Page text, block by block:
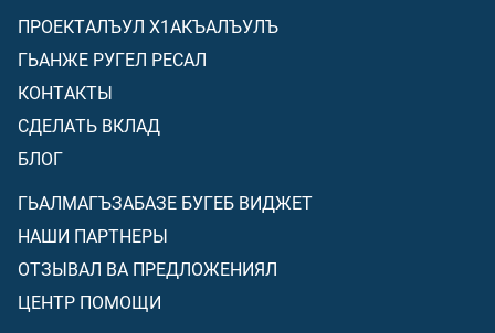
ПРОЕКТАЛЪУЛ Х1АКЪАЛЪУЛЪ
ГЬАНЖЕ РУГЕЛ РЕСАЛ
КОНТАКТЫ
СДЕЛАТЬ ВКЛАД
БЛОГ
ГЬАЛМАГЪЗАБАЗЕ БУГЕБ ВИДЖЕТ
НАШИ ПАРТНЕРЫ
ОТЗЫВАЛ ВА ПРЕДЛОЖЕНИЯЛ
ЦЕНТР ПОМОЩИ